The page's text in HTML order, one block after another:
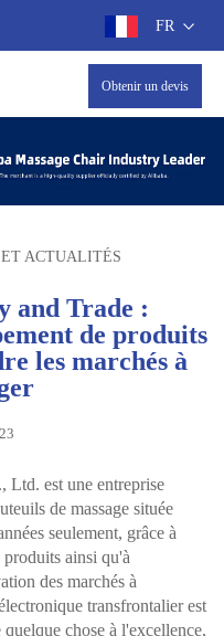
FR
Obtenir un devis
ACTUALITÉS
and Trade :
de produits
les marchés à
Ltd. est une entreprise
de massage située
seulement, grâce à
ainsi qu'à
des marchés à
transfrontalier est
quelque chose à l'excellence,